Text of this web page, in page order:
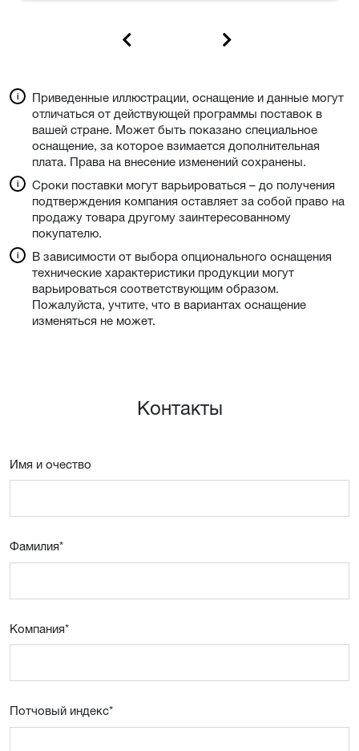
Приведенные иллюстрации, оснащение и данные могут
отличаться от действующей программы поставок в
вашей стране. Может быть показано специальное
оснащение, за которое взимается дополнительная
плата. Права на внесение изменений сохранены.
Сроки поставки могут варьироваться – до получения
подтверждения компания оставляет за собой право на
продажу товара другому заинтересованному
покупателю.
В зависимости от выбора опционального оснащения
технические характеристики продукции могут
варьироваться соответствующим образом.
Пожалуйста, учтите, что в вариантах оснащение
изменяться не может.
Контакты
Имя и очествo
Фамилия*
Компания*
Потчовый индекс*